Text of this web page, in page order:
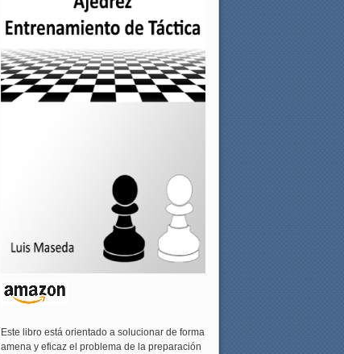
Este libro está orientado a solucionar de forma
amena y eficaz el problema de la preparación